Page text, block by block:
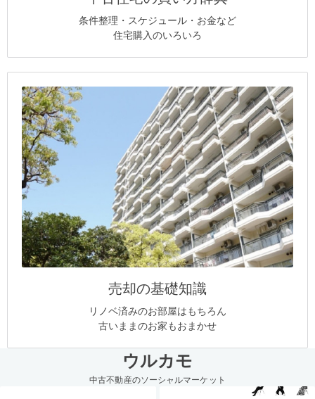
条件整理・スケジュール・お金など
住宅購入のいろいろ
売却の基礎知識
リノベ済みのお部屋はもちろん
古いままのお家もおまかせ
ウルカモ
中古不動産のソーシャルマーケット